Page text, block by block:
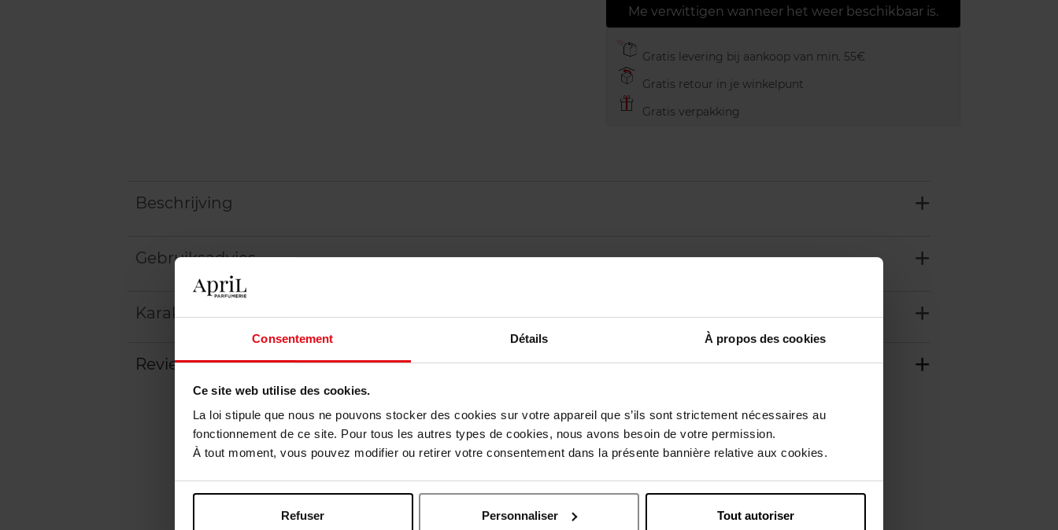
Consentement Détails À propos des cookies
Ce site web utilise des cookies.
La loi stipule que nous ne pouvons stocker des cookies sur votre appareil que s’ils sont strictement nécessaires au
fonctionnement de ce site. Pour tous les autres types de cookies, nous avons besoin de votre permission.
À tout moment, vous pouvez modifier ou retirer votre consentement dans la présente bannière relative aux cookies.
Refuser Personnaliser Tout autoriser
Me verwittigen wanneer het weer beschikbaar is.
Gratis levering bij aankoop van min. 55€
Gratis retour in je winkelpunt
Gratis verpakking
Beschrijving
Gebruiksadvies
Karakteristieken
Review Beleid inzake klantbeoordelingen
Nog iets vergeten ?